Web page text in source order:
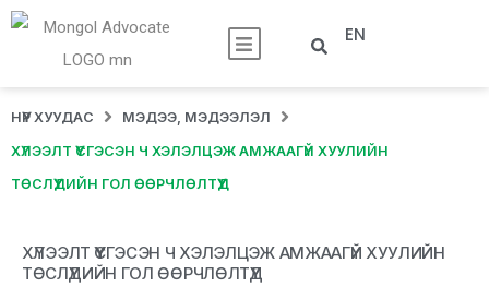
EN
НҮҮР ХУУДАС МЭДЭЭ, МЭДЭЭЛЭЛ
ХҮЛЭЭЛТ ҮҮСГЭСЭН Ч ХЭЛЭЛЦЭЖ АМЖААГҮЙ ХУУЛИЙН
ТӨСЛҮҮДИЙН ГОЛ ӨӨРЧЛӨЛТҮҮД
ХҮЛЭЭЛТ ҮҮСГЭСЭН Ч ХЭЛЭЛЦЭЖ АМЖААГҮЙ ХУУЛИЙН
ТӨСЛҮҮДИЙН ГОЛ ӨӨРЧЛӨЛТҮҮД